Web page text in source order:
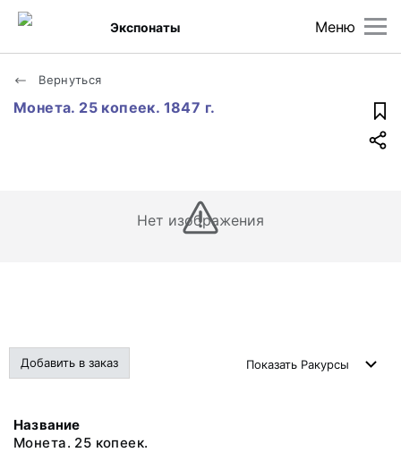
Меню
Экспонаты
Вернуться
Монета. 25 копеек. 1847 г.
Нет изображения
Добавить в заказ Показать Ракурсы
Название
Монета. 25 копеек.